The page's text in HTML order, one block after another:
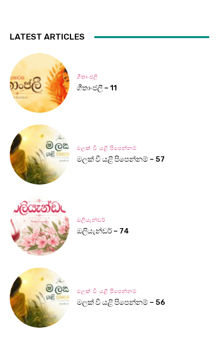
LATEST ARTICLES
ගීතාංජලී
ගීතාංජලී – 11
මලක් වී යළි පිපෙන්නම්
මලක් වී යළි පිපෙන්නම් – 57
ඔලියැන්ඩර්
ඔලියැන්ඩර් – 74
මලක් වී යළි පිපෙන්නම්
මලක් වී යළි පිපෙන්නම් – 56